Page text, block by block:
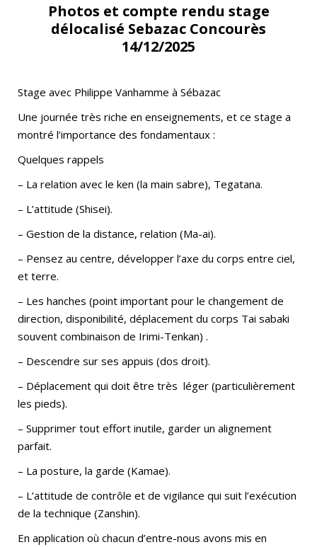
Photos et compte rendu stage
délocalisé Sebazac Concourès
14/12/2025
Stage avec Philippe Vanhamme à Sébazac
Une journée très riche en enseignements, et ce stage a
montré l’importance des fondamentaux :
Quelques rappels
– La relation avec le ken (la main sabre), Tegatana.
– L’attitude (Shisei).
– Gestion de la distance, relation (Ma-ai).
– Pensez au centre, développer l’axe du corps entre ciel,
et terre.
– Les hanches (point important pour le changement de
direction, disponibilité, déplacement du corps Tai sabaki
souvent combinaison de Irimi-Tenkan) .
– Descendre sur ses appuis (dos droit).
– Déplacement qui doit être très léger (particulièrement
les pieds).
– Supprimer tout effort inutile, garder un alignement
parfait.
– La posture, la garde (Kamae).
– L’attitude de contrôle et de vigilance qui suit l’exécution
de la technique (Zanshin).
En application où chacun d’entre-nous avons mis en